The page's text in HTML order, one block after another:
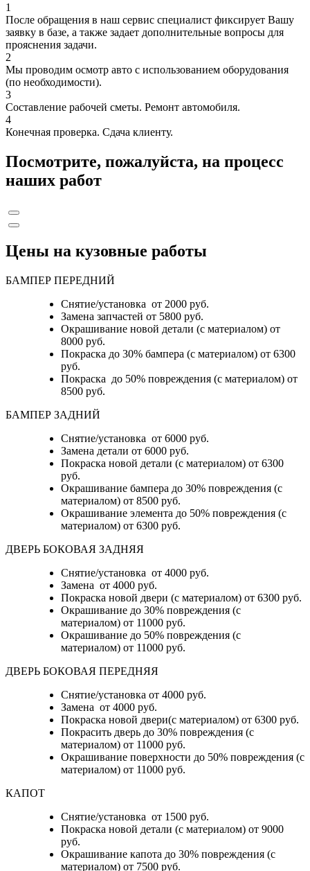
1
После обращения в наш сервис специалист фиксирует Вашу
заявку в базе, а также задает дополнительные вопросы для
прояснения задачи.
2
Мы проводим осмотр авто с использованием оборудования
(по необходимости).
3
Составление рабочей сметы. Ремонт автомобиля.
4
Конечная проверка. Сдача клиенту.
Посмотрите, пожалуйста, на процесс
наших работ
Цены на кузовные работы
БАМПЕР ПЕРЕДНИЙ
Снятие/установка от 2000 руб.
Замена запчастей от 5800 руб.
Окрашивание новой детали (с материалом) от
8000 руб.
Покраска до 30% бампера (с материалом) от 6300
руб.
Покраска до 50% повреждения (с материалом) от
8500 руб.
БАМПЕР ЗАДНИЙ
Снятие/установка от 6000 руб.
Замена детали от 6000 руб.
Покраска новой детали (с материалом) от 6300
руб.
Окрашивание бампера до 30% повреждения (с
материалом) от 8500 руб.
Окрашивание элемента до 50% повреждения (с
материалом) от 6300 руб.
ДВЕРЬ БОКОВАЯ ЗАДНЯЯ
Снятие/установка от 4000 руб.
Замена от 4000 руб.
Покраска новой двери (с материалом) от 6300 руб.
Окрашивание до 30% повреждения (с
материалом) от 11000 руб.
Окрашивание до 50% повреждения (с
материалом) от 11000 руб.
ДВЕРЬ БОКОВАЯ ПЕРЕДНЯЯ
Снятие/установка от 4000 руб.
Замена от 4000 руб.
Покраска новой двери(с материалом) от 6300 руб.
Покрасить дверь до 30% повреждения (с
материалом) от 11000 руб.
Окрашивание поверхности до 50% повреждения (с
материалом) от 11000 руб.
КАПОТ
Снятие/установка от 1500 руб.
Покраска новой детали (с материалом) от 9000
руб.
Окрашивание капота до 30% повреждения (с
материалом) от 7500 руб.